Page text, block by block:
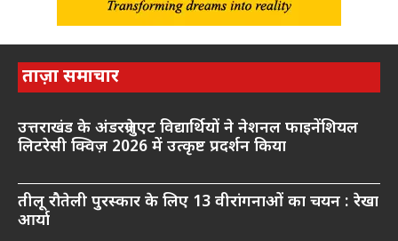
ताज़ा समाचार
उत्तराखंड के अंडरग्रेजुएट विद्यार्थियों ने नेशनल फाइनेंशियल
लिटरेसी क्विज़ 2026 में उत्कृष्ट प्रदर्शन किया
तीलू रौतेली पुरस्कार के लिए 13 वीरांगनाओं का चयन : रेखा
आर्या